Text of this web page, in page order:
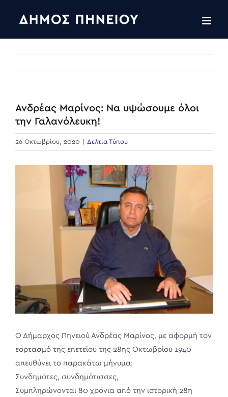
Ανδρέας Μαρίνος: Να υψώσουμε όλοι
την Γαλανόλευκη!
26 Οκτωβρίου, 2020 Δελτία Τύπου
Ο Δήμαρχος Πηνειού Ανδρέας Μαρίνος, με αφορμή τον
εορτασμό της επετείου της 28ης Οκτωβρίου 1940
απευθύνει το παρακάτω μήνυμα:
Συνδημότες, συνδημότισσες,
Συμπληρώνονται 80 χρόνια από την ιστορική 28η